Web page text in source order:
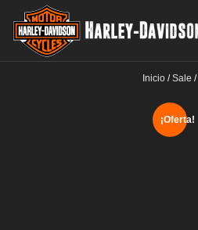
Inicio /Sale /
¡Oferta!